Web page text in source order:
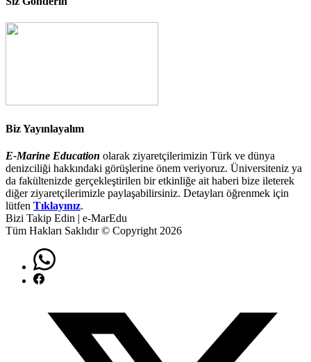
Biz Yayınlayalım
E-Marine Education olarak ziyaretçilerimizin Türk ve dünya
denizciliği hakkındaki görüşlerine önem veriyoruz. Üniversiteniz ya
da fakültenizde gerçekleştirilen bir etkinliğe ait haberi bize ileterek
diğer ziyaretçilerimizle paylaşabilirsiniz. Detayları öğrenmek için
lütfen Tıklayınız.
Bizi Takip Edin | e-MarEdu
Tüm Hakları Saklıdır © Copyright 2026